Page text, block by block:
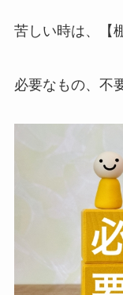
苦しい時は、【
必要なもの、不